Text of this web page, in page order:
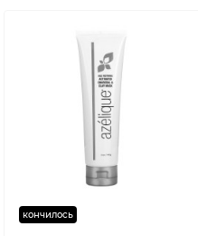
кончилось